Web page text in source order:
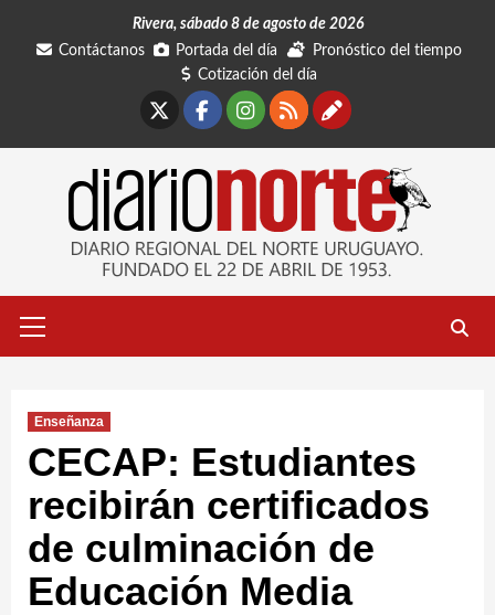
Rivera, sábado 8 de agosto de 2026
Contáctanos
Portada del día
Pronóstico del tiempo
Cotización del día
Facebook
Instagram
RSSContáctanos
primario
Enseñanza
CECAP: Estudiantes
recibirán certificados
de culminación de
Educación Media